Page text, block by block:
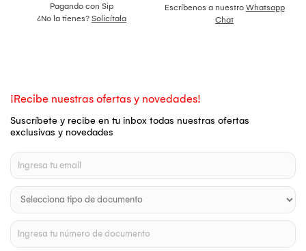
Pagando con Sip
¿No la tienes? Solicítala
Escríbenos a nuestro Whatsapp
Chat
¡Recibe nuestras ofertas y novedades!
Suscríbete y recibe en tu inbox todas nuestras ofertas
exclusivas y novedades